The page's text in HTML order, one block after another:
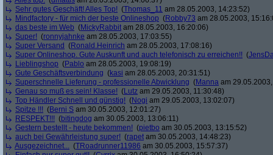
Sehr gutes Geschäft! Alles Top! (Thomas_11 am 28.05.2003, 14:23:52)
Mindfactory - für mich der beste Onlineshop (Robby73 am 28.05.2003,
das beste im Web (MickyRabbit am 28.05.2003, 16:20:06)
Super! (ronnyjahnke am 28.05.2003, 17:03:55)
Super Versand (Ronald.Heinrich am 28.05.2003, 17:08:16)
Super Onlineshop. Gute Auskunft und auch telefonisch zu erreichen!! (
Lieblingshop (Pablo am 28.05.2003, 19:08:19)
Gute Geschäftsverbindung (kasi am 28.05.2003, 20:31:51)
Superschnelle Lieferung - professionelle Abwicklung (Manna am
Genau so muß es sein! Klasse! (Lutz am 29.05.2003, 11:30:48)
Top Händler Schnell und günstig! (Nogi am 29.05.2003, 13:02:07)
Spitze !!! (Berni S am 30.05.2003, 12:01:27)
RESPEKT!!! (bitingdog am 30.05.2003, 13:06:11)
Gestern bestellt - heute bekommen! (pietbo am 30.05.2003, 13:15:52)
auch bei Gewährleistung super! (rapet am 30.05.2003, 14:48:23)
Ausgezeichnet... (TRoadrunner11986 am 30.05.2003, 15:57:37)